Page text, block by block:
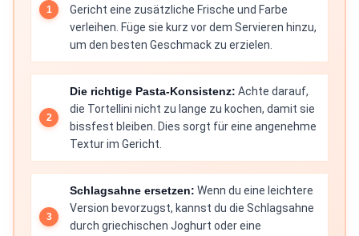
Gericht eine zusätzliche Frische und Farbe
verleihen. Füge sie kurz vor dem Servieren hinzu,
um den besten Geschmack zu erzielen.
Die richtige Pasta-Konsistenz: Achte darauf,
die Tortellini nicht zu lange zu kochen, damit sie
bissfest bleiben. Dies sorgt für eine angenehme
Textur im Gericht.
Schlagsahne ersetzen: Wenn du eine leichtere
Version bevorzugst, kannst du die Schlagsahne
durch griechischen Joghurt oder eine